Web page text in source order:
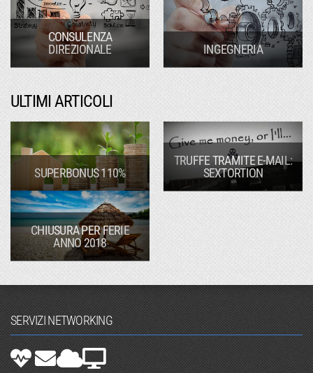
CONSULENZA
DIREZIONALE
INGEGNERIA
ULTIMI ARTICOLI
SUPERBONUS 110%
TRUFFE TRAMITE E-MAIL:
SEXTORTION
CHIUSURA PER FERIE
ANNO 2018
SERVIZI NETWORKING